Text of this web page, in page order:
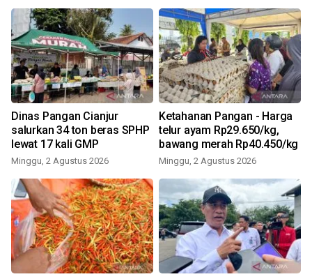
Dinas Pangan Cianjur
salurkan 34 ton beras SPHP
lewat 17 kali GMP
Minggu, 2 Agustus 2026
Ketahanan Pangan - Harga
telur ayam Rp29.650/kg,
bawang merah Rp40.450/kg
Minggu, 2 Agustus 2026